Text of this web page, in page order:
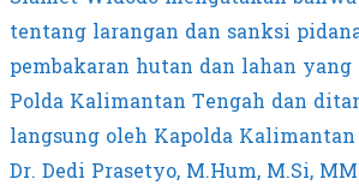
tentang larangan dan sanksi
pembakaran hutan dan lahan
Polda Kalimantan Tengah dan
langsung oleh Kapolda
Dr. Dedi Prasetyo, M.Hum, M.Si,